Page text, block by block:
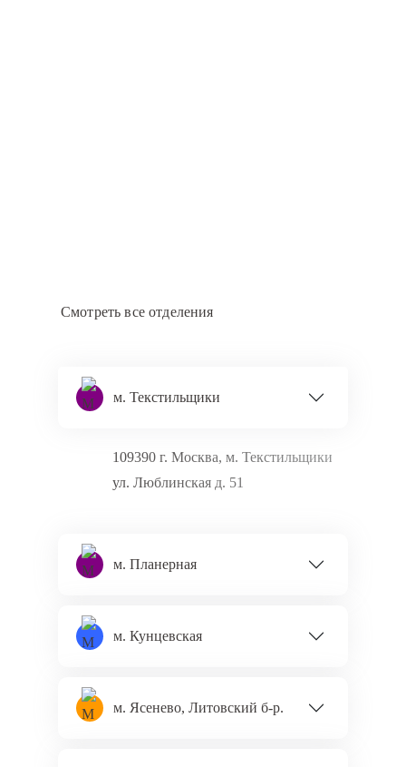
м. Текстильщики
109390 г. Москва, м. Текстильщики
ул. Люблинская д. 51
м. Планерная
м. Кунцевская
м. Ясенево, Литовский б‑р.
Смотреть все отделения